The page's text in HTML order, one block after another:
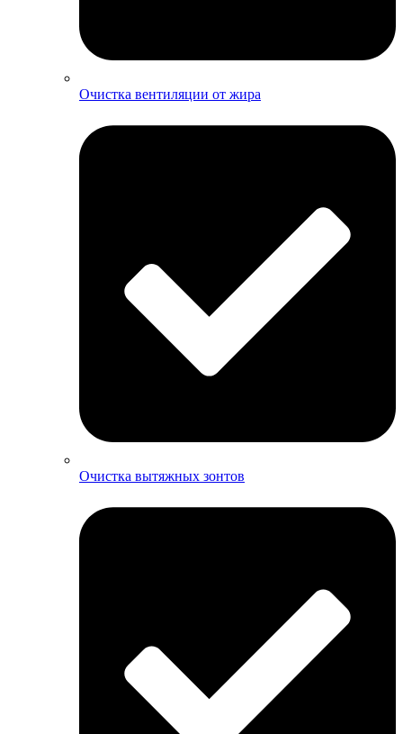
Очистка вентиляции от жира
Очистка вытяжных зонтов